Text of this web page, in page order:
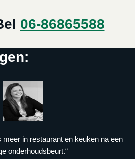
06-86865588
meer in restaurant en keuken na een
onderhoudsbeurt.“